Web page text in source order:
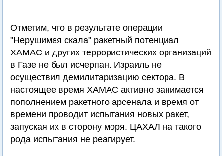
Отметим, что в результате операции
"Нерушимая скала" ракетный потенциал
ХАМАС и других террористических организаций
в Газе не был исчерпан. Израиль не
осуществил демилитаризацию сектора. В
настоящее время ХАМАС активно занимается
пополнением ракетного арсенала и время от
времени проводит испытания новых ракет,
запуская их в сторону моря. ЦАХАЛ на такого
рода испытания не реагирует.